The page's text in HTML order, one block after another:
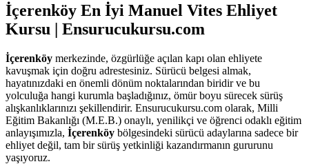
İçerenköy En İyi Manuel Vites Ehliyet
Kursu | Ensurucukursu.com
İçerenköy merkezinde, özgürlüğe açılan kapı olan ehliyete
kavuşmak için doğru adrestesiniz. Sürücü belgesi almak,
hayatınızdaki en önemli dönüm noktalarından biridir ve bu
yolculuğa hangi kurumla başladığınız, ömür boyu sürecek sürüş
alışkanlıklarınızı şekillendirir. Ensurucukursu.com olarak, Milli
Eğitim Bakanlığı (M.E.B.) onaylı, yenilikçi ve öğrenci odaklı eğitim
anlayışımızla, İçerenköy bölgesindeki sürücü adaylarına sadece bir
ehliyet değil, tam bir sürüş yetkinliği kazandırmanın gururunu
yaşıyoruz.